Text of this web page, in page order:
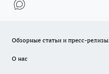
Обзорные статьи и пресс-релизы
О нас